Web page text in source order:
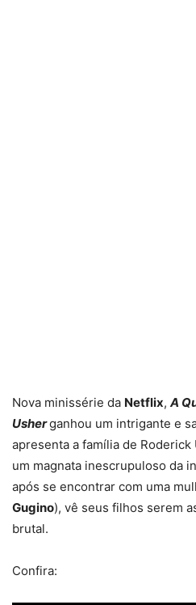
Nova minissérie da Netflix, A
Usherganhou um intrigante e
apresenta a família de Roderick
um magnata inescrupuloso da
após se encontrar com uma
Gugino), vê seus filhos serem
brutal.
Confira: